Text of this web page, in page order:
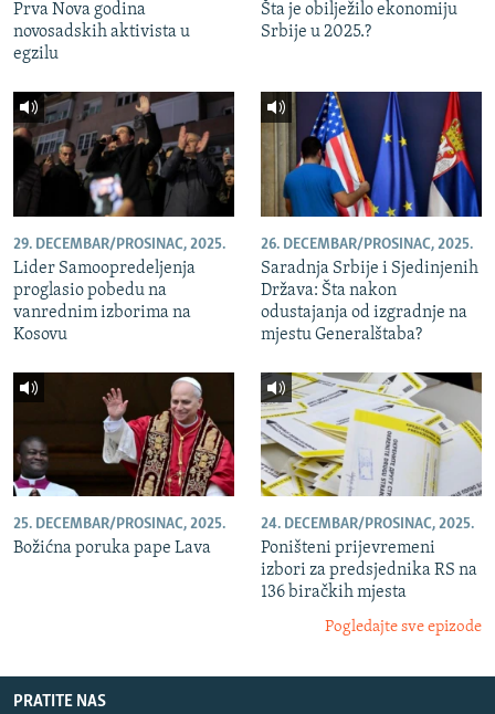
Prva Nova godina
novosadskih aktivista u
egzilu
Šta je obilježilo ekonomiju
Srbije u 2025.?
29. DECEMBAR/PROSINAC, 2025.
Lider Samoopredeljenja
proglasio pobedu na
vanrednim izborima na
Kosovu
26. DECEMBAR/PROSINAC, 2025.
Saradnja Srbije i Sjedinjenih
Država: Šta nakon
odustajanja od izgradnje na
mjestu Generalštaba?
25. DECEMBAR/PROSINAC, 2025.
Božićna poruka pape Lava
24. DECEMBAR/PROSINAC, 2025.
Poništeni prijevremeni
izbori za predsjednika RS na
136 biračkih mjesta
Pogledajte sve epizode
PRATITE NAS